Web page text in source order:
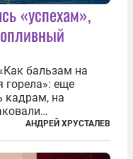
«успехам»,
бальзам на
горела»: еще
кадрам, на
России. В
в «эту игру можно
только за...
АНДРЕЙ ХРУСТАЛЕВ